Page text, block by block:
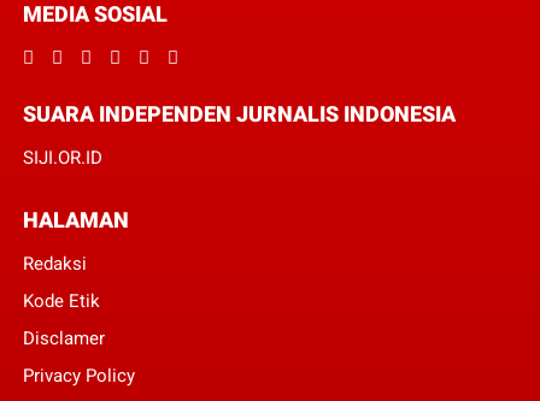
MEDIA SOSIAL
SUARA INDEPENDEN JURNALIS INDONESIA
SIJI.OR.ID
HALAMAN
Redaksi
Kode Etik
Disclamer
Privacy Policy